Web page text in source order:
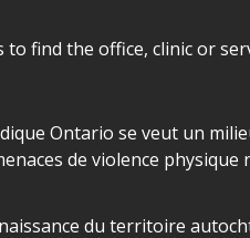
to find the office, clinic or
sur la sécurité dans
Ontario se veut un
de violence
Ontario land
du territoire